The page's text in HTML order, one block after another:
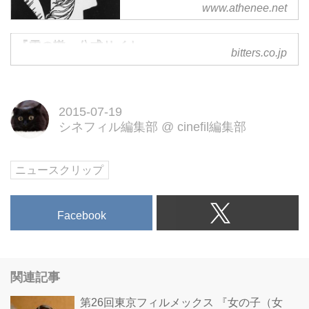
www.athenee.net
『雪の轍』公式サイト bitters.co.jp
2015-07-19
シネフィル編集部 @ cinefil編集部
ニュースクリップ
Facebook
関連記事
第26回東京フィルメックス 『女の子（女